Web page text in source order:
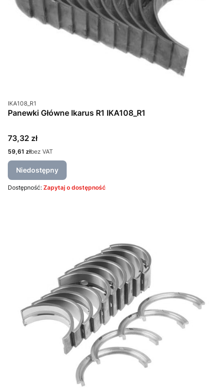
Kod produktu
IKA108_R1
Panewki Główne Ikarus R1 IKA108_R1
Cena
73,32 zł
Cena
59,61 złbez VAT
Niedostępny
Dostępność: Zapytaj o dostępność